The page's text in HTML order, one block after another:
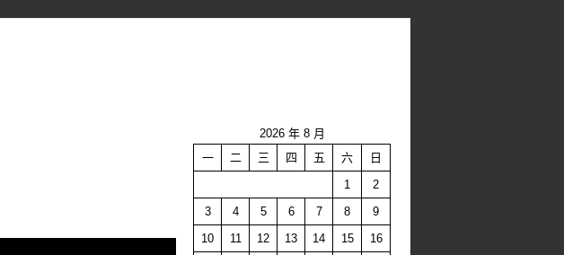
2026 年 8 月
一
二 三 四 五 六
日
1
2
3
4 5 6 7 8
9
10
11 12 13 14 15
16